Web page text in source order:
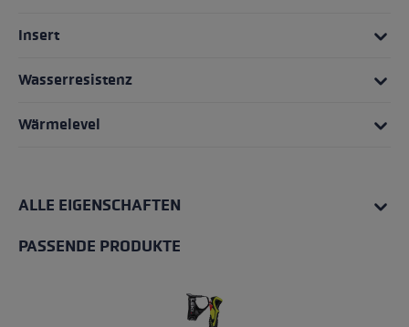
Insert
Wasserresistenz
Wärmelevel
ALLE EIGENSCHAFTEN
PASSENDE PRODUKTE